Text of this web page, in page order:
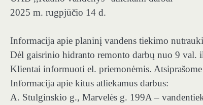
2025 m. rugpjūčio 14 d.
Informacija apie planinį vandens tiekimo
Dėl gaisrinio hidranto remonto darbų nuo 9 val.
Klientai informuoti el. priemonėmis.
Informacija apie kitus atliekamus darbus:
A. Stulginskio g., Marvelės g. 199A –